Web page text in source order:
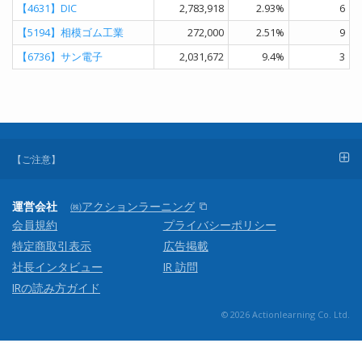
【4631】 DIC 2,783,918 2.93%
6
【5194】 相模ゴム工業 272,000 2.51%
9
【6736】 サン電子 2,031,672 9.4% 3
【ご注意】
運営会社
㈱アクションラーニング
会員規約
プライバシーポリシー
特定商取引表示
広告掲載
社長インタビュー
IR 訪問
IRの読み方ガイド
© 2026 Actionlearning Co. Ltd.